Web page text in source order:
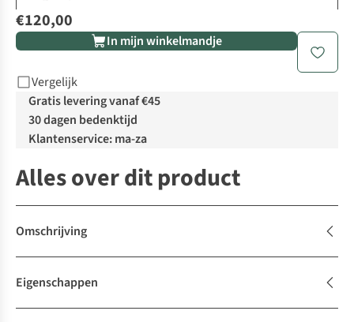
€120,00
In mijn winkelmandje
Vergelijk
Gratis levering vanaf €45
30 dagen bedenktijd
Klantenservice: ma-za
Alles over dit product
Omschrijving
Eigenschappen